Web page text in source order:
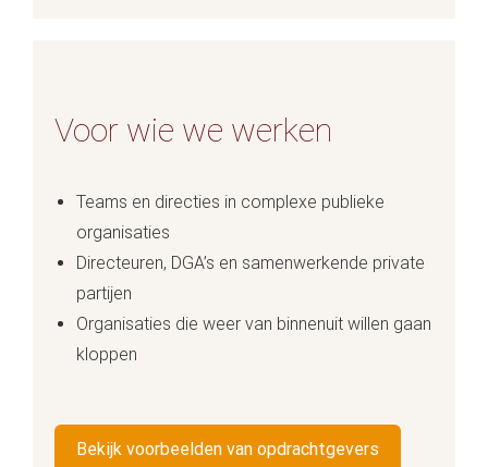
Voor wie we werken
Teams en directies in complexe publieke
organisaties
Directeuren, DGA’s en samenwerkende private
partijen
Organisaties die weer van binnenuit willen gaan
kloppen
Bekijk voorbeelden van opdrachtgevers